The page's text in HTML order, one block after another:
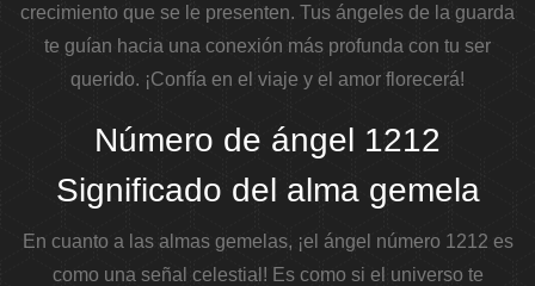
crecimiento que se le presenten. Tus ángeles de la guarda
te guían hacia una conexión más profunda con tu ser
querido. ¡Confía en el viaje y el amor florecerá!
Número de ángel 1212
Significado del alma gemela
En cuanto a las almas gemelas, ¡el ángel número 1212 es
como una señal celestial! Es como si el universo te